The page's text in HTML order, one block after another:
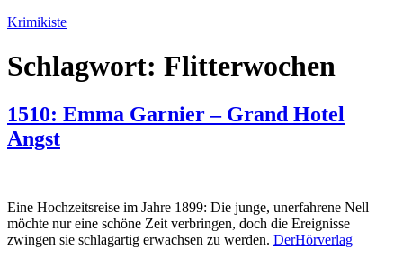
Zum
springen
Krimikiste
Schlagwort: Flitterwochen
1510: Emma Garnier – Grand Hotel
Angst
Eine Hochzeitsreise im Jahre 1899: Die junge, unerfahrene Nell
möchte nur eine schöne Zeit verbringen, doch die Ereignisse
zwingen sie schlagartig erwachsen zu werden. DerHörverlag